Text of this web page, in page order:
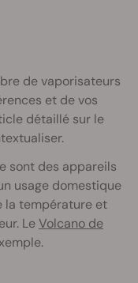
de vaporisateurs
et de vos
détaillé sur le
sont des appareils
usage domestique
la température et
LeVolcano de